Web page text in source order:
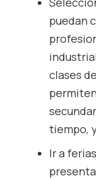
puedan
clases
tiempo,
Ir a